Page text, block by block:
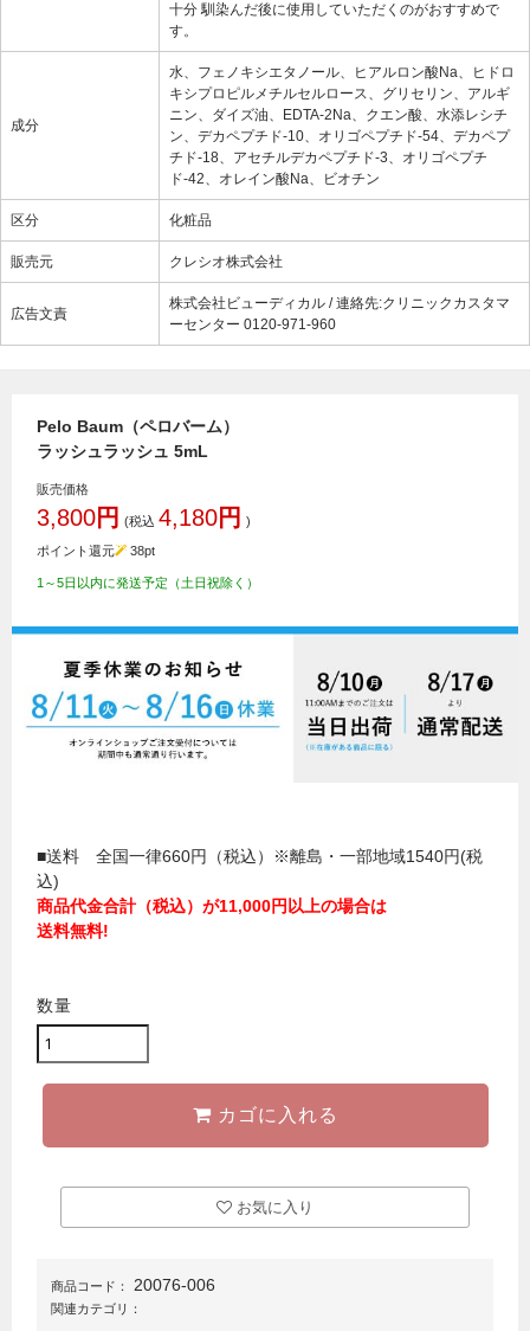
十分 馴染んだ後に使用していただくのがおすすめで
す。
成分
水、フェノキシエタノール、ヒアルロン酸Na、ヒドロ
キシプロピルメチルセルロース、グリセリン、アルギ
ニン、ダイズ油、EDTA-2Na、クエン酸、水添レシチ
ン、デカペプチド-10、オリゴペプチド-54、デカペプ
チド-18、アセチルデカペプチド-3、オリゴペプチ
ド-42、オレイン酸Na、ビオチン
区分 化粧品
販売元 クレシオ株式会社
広告文責
株式会社ビューディカル / 連絡先:クリニックカスタマ
ーセンター 0120-971-960
Pelo Baum（ペロバーム）
ラッシュラッシュ 5mL
販売価格
3,800円 (税込4,180円 )
ポイント還元 38pt
1～5日以内に発送予定（土日祝除く）
■送料 全国一律660円（税込）※離島・一部地域1540円(税
込)
商品代金合計（税込）が11,000円以上の場合は
送料無料!
数量
カゴに入れる
お気に入り
商品コード： 20076-006
関連カテゴリ：